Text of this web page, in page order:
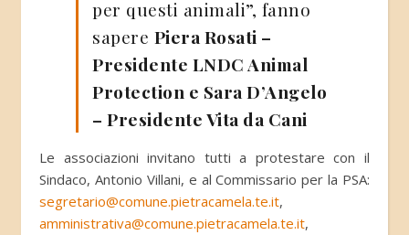
per questi animali”, fanno
sapere Piera Rosati –
Presidente LNDC Animal
Protection e Sara D’Angelo
– Presidente Vita da Cani
Le associazioni invitano tutti a protestare con il
Sindaco, Antonio Villani, e al Commissario per la PSA:
segretario@comune.pietracamela.te.it,
amministrativa@comune.pietracamela.te.it,